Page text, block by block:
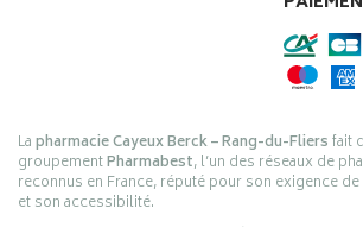
Lapharmacie Cayeux Berck – Rang-du-Fliersfait
groupementPharmabest, l’un des réseaux de
reconnus en France, réputé pour son exigence
et son accessibilité.